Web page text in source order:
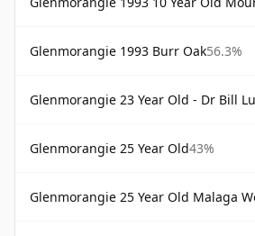
Glenmorangie 1993 Burr Oak56.3%
Glenmorangie 23 Year Old - Dr Bill Lumsden x
Glenmorangie 25 Year Old43%
Glenmorangie 25 Year Old Malaga